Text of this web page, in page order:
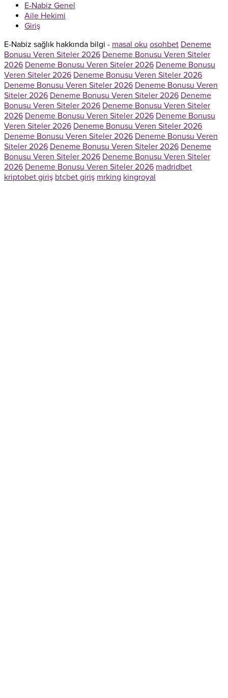
E-Nabiz Genel
Aile Hekimi
Giriş
E-Nabiz sağlık hakkında bilgi - masal oku osohbet Deneme
Bonusu Veren Siteler 2026 Deneme Bonusu Veren Siteler
2026 Deneme Bonusu Veren Siteler 2026 Deneme Bonusu
Veren Siteler 2026 Deneme Bonusu Veren Siteler 2026
Deneme Bonusu Veren Siteler 2026 Deneme Bonusu Veren
Siteler 2026 Deneme Bonusu Veren Siteler 2026 Deneme
Bonusu Veren Siteler 2026 Deneme Bonusu Veren Siteler
2026 Deneme Bonusu Veren Siteler 2026 Deneme Bonusu
Veren Siteler 2026 Deneme Bonusu Veren Siteler 2026
Deneme Bonusu Veren Siteler 2026 Deneme Bonusu Veren
Siteler 2026 Deneme Bonusu Veren Siteler 2026 Deneme
Bonusu Veren Siteler 2026 Deneme Bonusu Veren Siteler
2026 Deneme Bonusu Veren Siteler 2026 madridbet
kriptobet giriş btcbet giriş mrking kingroyal